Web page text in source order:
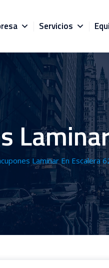
Servicios
Laminar En Escalera